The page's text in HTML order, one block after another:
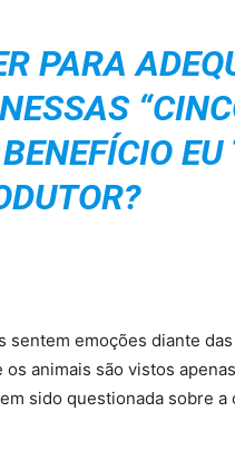
PARA
EU
emoções diante
animais são vistos
sido questionada sobre a